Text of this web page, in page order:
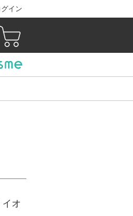
グイン
イオ